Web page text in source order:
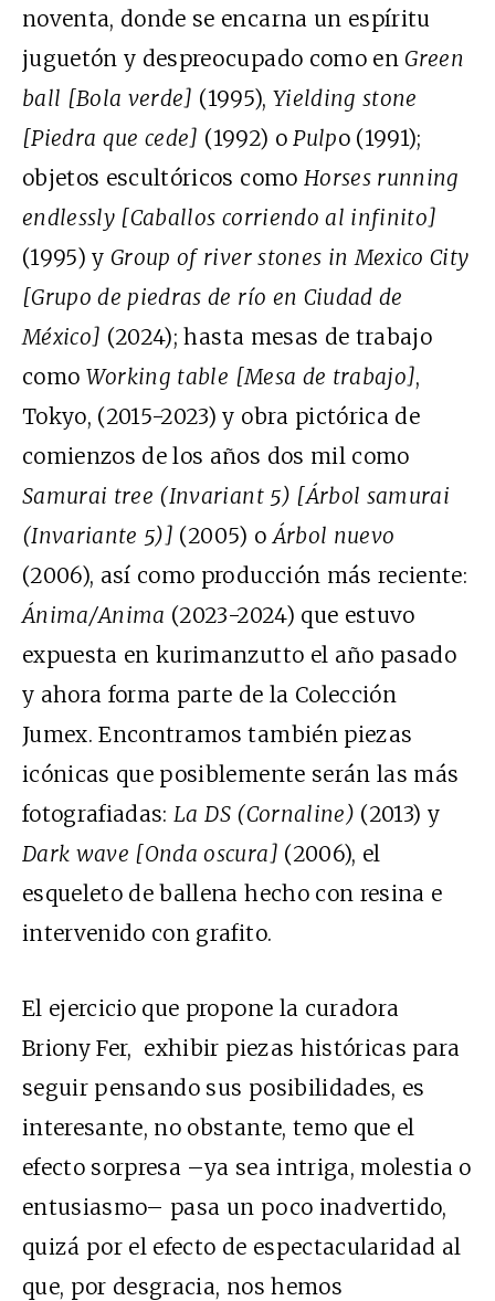
noventa, donde se encarna un espíritu
juguetón y despreocupado como en Green
ball [Bola verde] (1995), Yielding stone
[Piedra que cede] (1992) oPulpo (1991);
objetos escultóricos como Horses running
endlessly [Caballos corriendo al infinito]
(1995) y Group of river stones in Mexico City
[Grupo de piedras de río en Ciudad de
México] (2024); hasta mesas de trabajo
como Working table [Mesa de trabajo],
Tokyo, (2015-2023) y obra pictórica de
comienzos de los años dos mil como
Samurai tree (Invariant 5) [Árbol samurai
(Invariante 5)] (2005) oÁrbol nuevo
(2006), así como producción más reciente:
Ánima/Anima (2023-2024) que estuvo
expuesta en kurimanzutto el año pasado
y ahora forma parte de la Colección
Jumex. Encontramos también piezas
icónicas que posiblemente serán las más
fotografiadas:La DS (Cornaline) (2013) y
Dark wave [Onda oscura] (2006), el
esqueleto de ballena hecho con resina e
intervenido con grafito.
El ejercicio que propone la curadora
Briony Fer, exhibir piezas históricas para
seguir pensando sus posibilidades, es
interesante, no obstante, temo que el
efecto sorpresa –ya sea intriga, molestia o
entusiasmo– pasa un poco inadvertido,
quizá por el efecto de espectacularidad al
que, por desgracia, nos hemos